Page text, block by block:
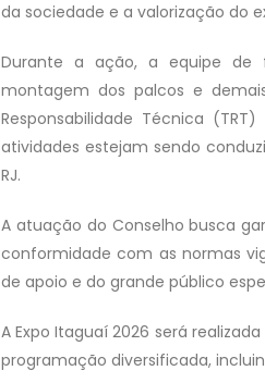
da sociedade e a valorização do
Durante a ação, a equipe de
montagem dos palcos e
Responsabilidade Técnica
atividades estejam sendo
RJ.
A atuação do Conselho busca
conformidade com as normas
de apoio e do grande público
A Expo Itaguaí 2026 será
programação diversificada,